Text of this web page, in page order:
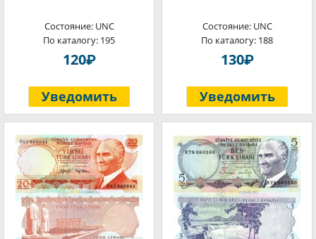
Состояние: UNC
По каталогу: 195
120P
Уведомить
Состояние: UNC
По каталогу: 188
130P
Уведомить